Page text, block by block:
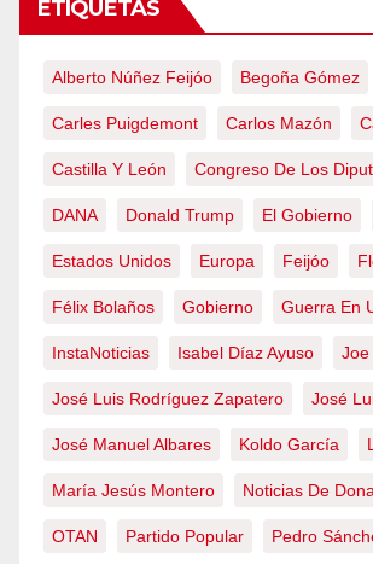
ETIQUETAS
Alberto Núñez Feijóo Begoña Gómez
Carles Puigdemont Carlos Mazón
Castilla Y León Congreso De Los
DANA Donald Trump El Gobierno
Estados Unidos Europa Feijóo
Félix Bolaños Gobierno Guerra En
InstaNoticias Isabel Díaz Ayuso Joe
José Luis Rodríguez Zapatero José
José Manuel Albares Koldo García
María Jesús Montero Noticias De
OTAN Partido Popular Pedro